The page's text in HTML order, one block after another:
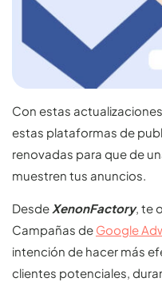
Con estas
estas plataformas de
renovadas para que de
muestren tus anuncios.
Desde XenonFactory, te
Campañas de Google
intención de hacer más
clientes potenciales,